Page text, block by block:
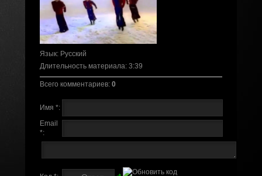
Язык: Русский
Длительность материала: 3:39
Всего комментариев: 0
Имя *:
Email
*: